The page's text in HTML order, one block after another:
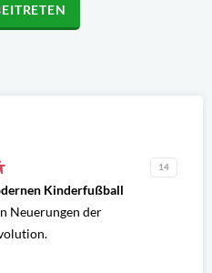
14
Kinderfußball
Neuerungen der